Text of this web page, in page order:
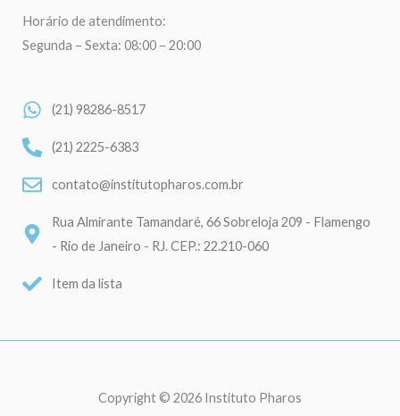
Horário de atendimento:
Segunda – Sexta: 08:00 – 20:00
(21) 98286-8517
(21) 2225-6383
contato@institutopharos.com.br
Rua Almirante Tamandaré, 66 Sobreloja 209 - Flamengo
- Rio de Janeiro - RJ. CEP.: 22.210-060
Item da lista
Copyright © 2026 Instituto Pharos